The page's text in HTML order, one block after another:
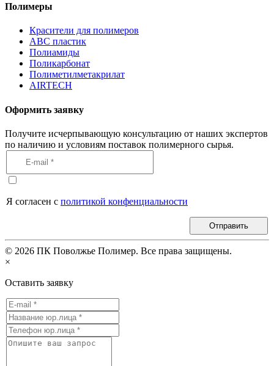
Полимеры
Красители для полимеров
АВС пластик
Полиамиды
Поликарбонат
Полиметилметакрилат
AIRTECH
Оформить заявку
Получите исчерпывающую консультацию от наших экспертов
по наличию и условиям поставок полимерного сырья.
Я согласен с политикой конфенциальности
Отправить
© 2026 ПК Поволжье Полимер. Все права защищены.
×
Оставить заявку